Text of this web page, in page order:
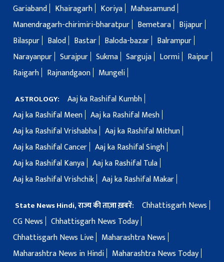
Gariaband
Khairagarh Koriya
Mahasamund
Manendragarh-chirimiri-bharatpur
Bemetara
Bijapur
Bilaspur
Balod Bastar Baloda-bazar
Balrampur
Narayanpur Surajpur Sukma Sarguja Lormi
Raipur
Raigarh
Rajnandgaon Mungeli
ASTROLOGY:
Aaj ka Rashifal Kumbh
Aaj ka Rashifal Meen Aaj ka Rashifal Mesh
Aaj ka Rashifal Vrishabha Aaj ka Rashifal Mithun
Aaj ka Rashifal Cancer Aaj ka Rashifal Singh
Aaj ka Rashifal Kanya Aaj ka Rashifal Tula
Aaj ka Rashifal Vrishchik Aaj ka Rashifal Makar
State News Hindi, राज्य की ताज़ा ख़बरें:
Chhattisgarh News
CG News
Chhattisgarh News Today
Chhattisgarh News Live
Maharashtra News
Maharashtra News in Hindi
Maharashtra News Today